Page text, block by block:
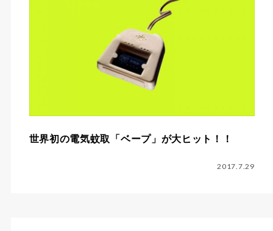
世界初の電気蚊取「ベープ」が大ヒット！！
2017.7.29